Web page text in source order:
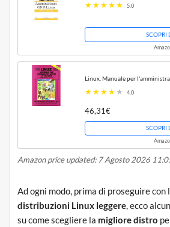
5.0
SCOPRI
Linux. Manuale per
4.0
46,31€
SCOPRI
Amazon price updated: 7 Agosto 2026
Ad ogni modo, prima di proseguire con
distribuzioni Linux leggere, ecco
su come scegliere la migliore distro